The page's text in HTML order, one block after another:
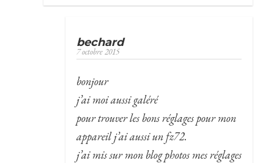
bechard
7 octobre 2015
bonjour
j’ai moi aussi galéré
pour trouver les bons réglages pour mon
appareil j’ai aussi un fz72.
j’ai mis sur mon blog photos mes réglages